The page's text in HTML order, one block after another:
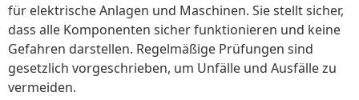
für elektrische Anlagen und Maschinen. Sie stellt sicher,
dass alle Komponenten sicher funktionieren und keine
Gefahren darstellen. Regelmäßige Prüfungen sind
gesetzlich vorgeschrieben, um Unfälle und Ausfälle zu
vermeiden.